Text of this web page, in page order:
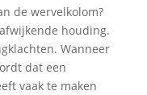
de wervelkolom?
houding.
Wanneer
dat een
vaak te maken